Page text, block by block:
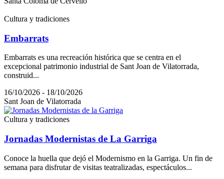
Cultura y tradiciones
Embarrats
Embarrats es una recreación histórica que se centra en el
excepcional patrimonio industrial de Sant Joan de Vilatorrada,
construid...
16/10/2026 - 18/10/2026
Sant Joan de Vilatorrada
Cultura y tradiciones
Jornadas Modernistas de La Garriga
Conoce la huella que dejó el Modernismo en la Garriga. Un fin de
semana para disfrutar de visitas teatralizadas, espectáculos...